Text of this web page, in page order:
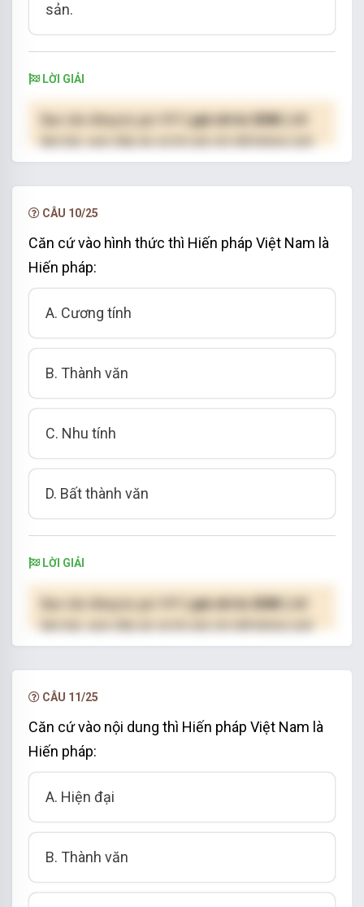
sản.
LỜI GIẢI
( giá chỉ từ 250K )
hạn.
CÂU 10/25
Căn cứ vào hình thức thì Hiến pháp Việt Nam là
Hiến pháp:
A. Cương tính
B. Thành văn
C. Nhu tính
D. Bất thành văn
LỜI GIẢI
( giá chỉ từ 250K )
hạn.
CÂU 11/25
Căn cứ vào nội dung thì Hiến pháp Việt Nam là
Hiến pháp:
A. Hiện đại
B. Thành văn